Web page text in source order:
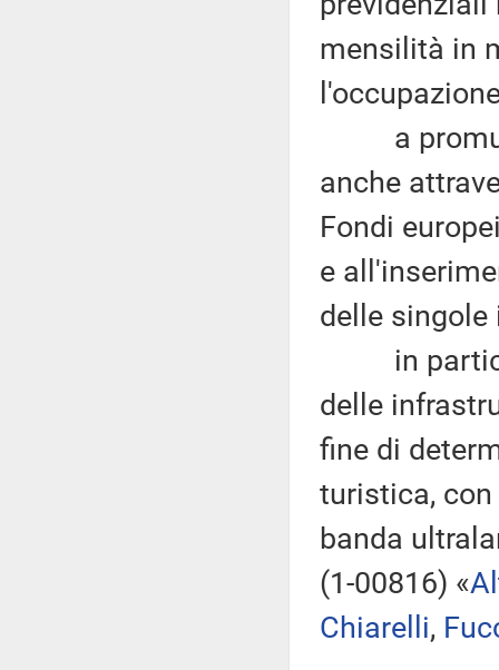
mensilità in
a
anche
Fondi
e
delle singole
in
delle
fine di
turistica,
banda
(1-00816) «
Chiarelli,